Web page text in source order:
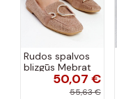
Rudos spalvos
blizgūs Mebrat
bateliai50,07 €
55,63 €